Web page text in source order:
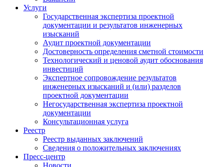
Услуги
Государственная экспертиза проектной
документации и результатов инженерных
изысканий
Аудит проектной документации
Достоверность определения сметной стоимости
Технологический и ценовой аудит обоснования
инвестиций
Экспертное сопровождение результатов
инженерных изысканий и (или) разделов
проектной документации
Негосударственная экспертиза проектной
документации
Консультационная услуга
Реестр
Реестр выданных заключений
Сведения о положительных заключениях
Пресс-центр
Новости